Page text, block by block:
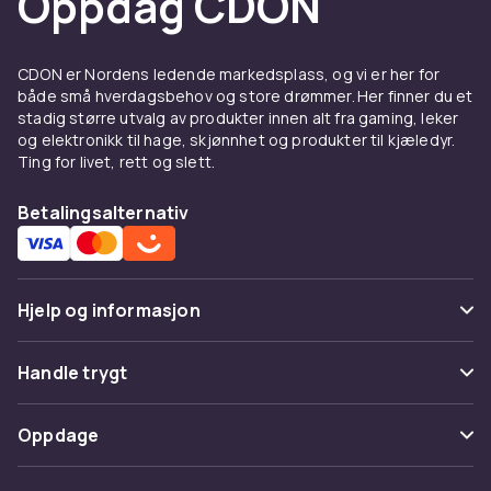
spillopplevelsen din
RGB-belysning, gummibelagte grep, justerbar
vekt – kablede gaming-mus finnes i en rekke
stiler. Enten du vil ha en mus som passer inn i
eller skiller seg ut med oppsettet ditt, finnes
det alternativer som passer både hånden og
Hvorfor mange e-
sportspillere velger kablet
I konkurransespilling teller hvert millisekund –
og det er derfor kablede gaming-mus ofte er
førstevalget. De leverer jevn ytelse uten risiko
når du kobler dem til. Ingen drivere, ingen
forstyrrelser – bare direkte kontakt mellom
CDON er Nordens ledende markedsplass, og vi er her for
både små hverdagsbehov og store drømmer. Her finner du et
stadig større utvalg av produkter innen alt fra gaming, leker
og elektronikk til hage, skjønnhet og produkter til kjæledyr.
Ting for livet, rett og slett.
Betalingsalternativ
Hjelp og informasjon
Vanlige spørsmål
Spor pakke
Angre & returner her
Handle trygt
Betaling
Levering
Oppdage